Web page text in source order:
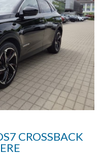
CROSSBACK